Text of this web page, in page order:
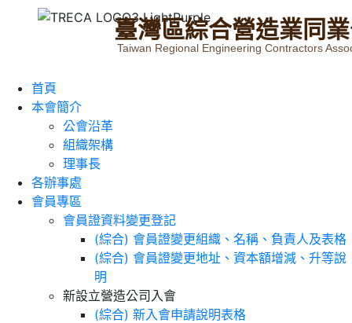
臺灣區綜合營造業同業
Taiwan Regional Engineering Contractors
首頁
本會簡介
公會沿革
組織架構
理事長
各辦事處
會員專區
會員證資料變更登記
(綜合) 會員證變更組織、名稱、負責人及表格
(綜合) 會員證變更地址、資本額增減、升等說
明
新設立營造公司入會
(綜合) 新入會申請說明表格